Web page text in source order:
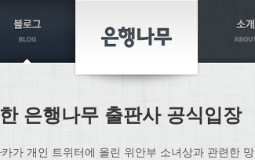
은행나무 출판사 공식입장
가 개인 트위터에 올린 위안부 소녀상과 관련한 망